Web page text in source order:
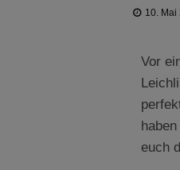
10. Mai
Vor
euch